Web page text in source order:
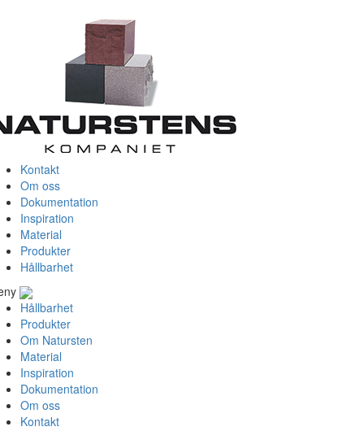
Kontakt
Om oss
Dokumentation
Inspiration
Material
Produkter
Hållbarhet
Hållbarhet
Produkter
Om Natursten
Material
Inspiration
Dokumentation
Om oss
Kontakt